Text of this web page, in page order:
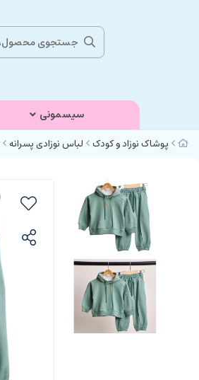
سیسمونی
پوشاک نوزاد و کودک لباس نوزادی پسرانه